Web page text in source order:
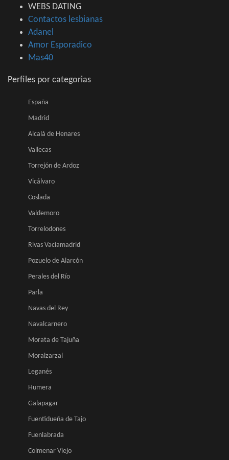
WEBS DATING
Contactos lesbianas
Adanel
Amor Esporadico
Mas40
Perfiles por categorias
España
Madrid
Alcalá de Henares
Vallecas
Torrejón de Ardoz
Vicálvaro
Coslada
Valdemoro
Torrelodones
Rivas Vaciamadrid
Pozuelo de Alarcón
Perales del Río
Parla
Navas del Rey
Navalcarnero
Morata de Tajuña
Moralzarzal
Leganés
Humera
Galapagar
Fuentidueña de Tajo
Fuenlabrada
Colmenar Viejo